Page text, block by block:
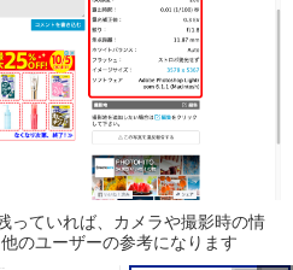
っていれば、カメラや撮影時の情
のユーザーの参考になります